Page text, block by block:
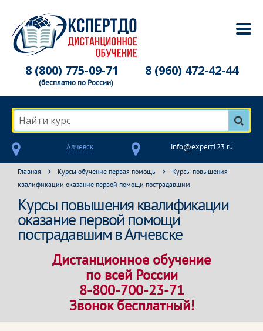
8 (800) 775-09-71
(бесплатно по России)
8 (960) 472-42-44
Найти курс
Алчевск info@expert123.ru
Главная Курсы обучение первая помощь
Курсы повышения
квалификации оказание первой помощи пострадавшим
Курсы повышения квалификации
оказание первой помощи
пострадавшим в Алчевске
Дистанционное обучение
по всей России
8-800-700-23-71
Звонок бесплатный!